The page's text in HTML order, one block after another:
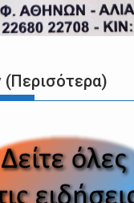
(Περισότερα)